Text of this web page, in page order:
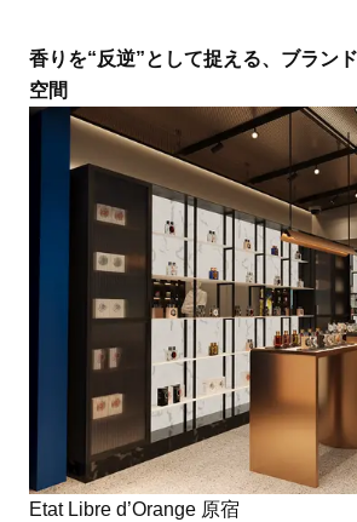
香りを“反逆”として捉える、ブラン
空間
Etat Libre d’Orange 原宿